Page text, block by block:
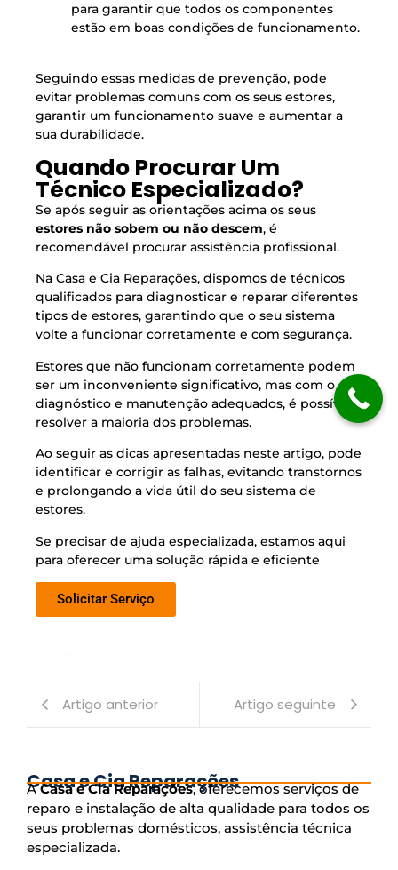
para garantir que todos os componentes
estão em boas condições de funcionamento.
Seguindo essas medidas de prevenção, pode
evitar problemas comuns com os seus estores,
garantir um funcionamento suave e aumentar a
sua durabilidade.
Quando Procurar Um
Técnico Especializado?
Se após seguir as orientações acima os seus
estores não sobem ou não descem, é
recomendável procurar assistência profissional.
Na Casa e Cia Reparações, dispomos de técnicos
qualificados para diagnosticar e reparar diferentes
tipos de estores, garantindo que o seu sistema
volte a funcionar corretamente e com segurança.
Estores que não funcionam corretamente podem
ser um inconveniente significativo, mas com o
diagnóstico e manutenção adequados, é possível
resolver a maioria dos problemas.
Ao seguir as dicas apresentadas neste artigo, pode
identificar e corrigir as falhas, evitando transtornos
e prolongando a vida útil do seu sistema de
estores.
Se precisar de ajuda especializada, estamos aqui
para oferecer uma solução rápida e eficiente
Solicitar Serviço
Artigo anterior Artigo seguinte
Casa e Cia Reparações
ACasa e Cia Reparações, oferecemos serviços de
reparo e instalação de alta qualidade para todos os
seus problemas domésticos, assistência técnica
especializada.